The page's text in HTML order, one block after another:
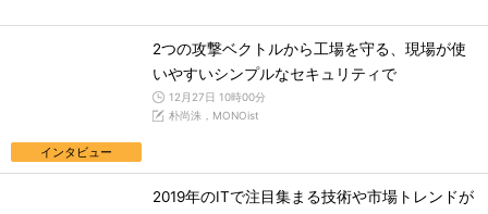
インタビュー
2つの攻撃ベクトルから工場を守る、現場が使
いやすいシンプルなセキュリティで
12月27日 10時00分
朴尚洙，MONOist
2019年のITで注目集まる技術や市場トレンドが